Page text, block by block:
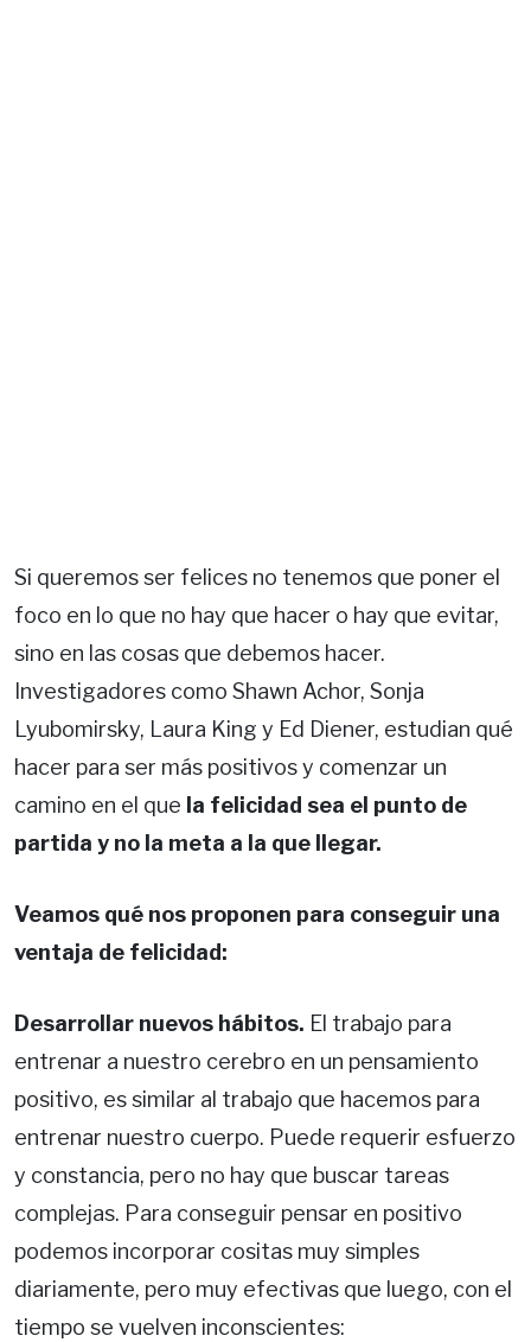
Si queremos ser felices no tenemos que poner el
foco en lo que no hay que hacer o hay que evitar,
sino en las cosas que debemos hacer.
Investigadores como Shawn Achor, Sonja
Lyubomirsky, Laura King y Ed Diener, estudian qué
hacer para ser más positivos y comenzar un
camino en el que la felicidad sea el punto de
partida y no la meta a la que llegar.
Veamos qué nos proponen para conseguir una
ventaja de felicidad:
Desarrollar nuevos hábitos. El trabajo para
entrenar a nuestro cerebro en un pensamiento
positivo, es similar al trabajo que hacemos para
entrenar nuestro cuerpo. Puede requerir esfuerzo
y constancia, pero no hay que buscar tareas
complejas. Para conseguir pensar en positivo
podemos incorporar cositas muy simples
diariamente, pero muy efectivas que luego, con el
tiempo se vuelven inconscientes: